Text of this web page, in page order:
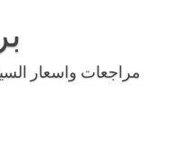
مراجعات واسعار